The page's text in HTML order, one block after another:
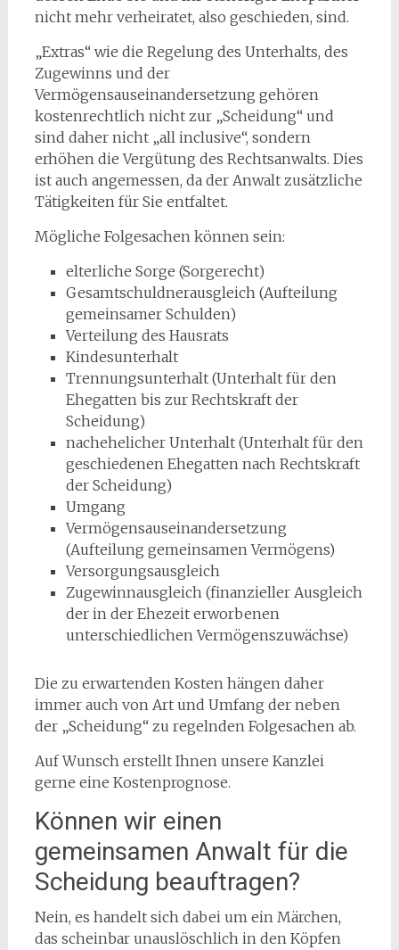
nicht mehr verheiratet, also geschieden, sind.
„Extras“ wie die Regelung des Unterhalts, des
Zugewinns und der
Vermögensauseinandersetzung gehören
kostenrechtlich nicht zur „Scheidung“ und
sind daher nicht „all inclusive“, sondern
erhöhen die Vergütung des Rechtsanwalts. Dies
ist auch angemessen, da der Anwalt zusätzliche
Tätigkeiten für Sie entfaltet.
Mögliche Folgesachen können sein:
elterliche Sorge (Sorgerecht)
Gesamtschuldnerausgleich (Aufteilung
gemeinsamer Schulden)
Verteilung des Hausrats
Kindesunterhalt
Trennungsunterhalt (Unterhalt für den
Ehegatten bis zur Rechtskraft der
Scheidung)
nachehelicher Unterhalt (Unterhalt für den
geschiedenen Ehegatten nach Rechtskraft
der Scheidung)
Umgang
Vermögensauseinandersetzung
(Aufteilung gemeinsamen Vermögens)
Versorgungsausgleich
Zugewinnausgleich (finanzieller Ausgleich
der in der Ehezeit erworbenen
unterschiedlichen Vermögenszuwächse)
Die zu erwartenden Kosten hängen daher
immer auch von Art und Umfang der neben
der „Scheidung“ zu regelnden Folgesachen ab.
Auf Wunsch erstellt Ihnen unsere Kanzlei
gerne eine Kostenprognose.
Können wir einen
gemeinsamen Anwalt für die
Scheidung beauftragen?
Nein, es handelt sich dabei um ein Märchen,
das scheinbar unauslöschlich in den Köpfen